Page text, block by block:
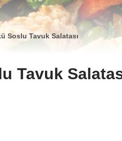
Soslu Tavuk Salatası
Tavuk